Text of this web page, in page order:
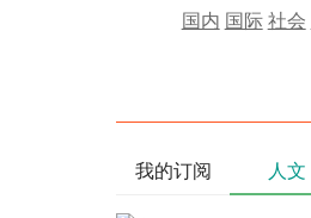
国内 国际社会
我的订阅 人文